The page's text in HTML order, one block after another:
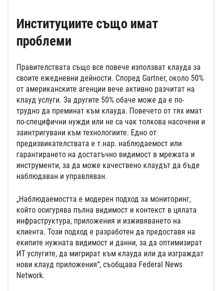
Институциите също имат
проблеми
Правителствата също все повече използват клауда за
своите ежедневни дейности. Според Gartner, около 50%
от американските агенции вече активно разчитат на
клауд услуги. За другите 50% обаче може да е по-
трудно да преминат към клауда. Повечето от тях имат
по-специфични нужди или не са чак толкова насочени и
заинтригувани към технологиите. Едно от
предизвикателствата е т.нар. наблюдаемост или
гарантирането на достатъчно видимост в мрежата и
инструменти, за да може качествено клаудът да бъде
наблюдаван и управляван.
„Наблюдаемостта е модерен подход за мониторинг,
който осигурява пълна видимост и контекст в цялата
инфраструктура, приложения и изживяването на
клиента. Този подход е разработен да предоставя на
екипите нужната видимост и данни, за да оптимизират
ИТ услугите, да мигрират към клауда или да изграждат
нови клауд приложения“, съобщава Federal News
Network.